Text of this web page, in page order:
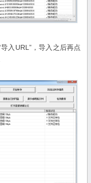
入URL”，导入之后再点